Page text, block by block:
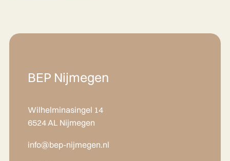
BEP Nijmegen
Wilhelminasingel 14
6524 AL Nijmegen
info@bep-nijmegen.nl